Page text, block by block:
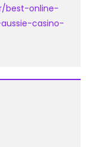
best-online-
casino-